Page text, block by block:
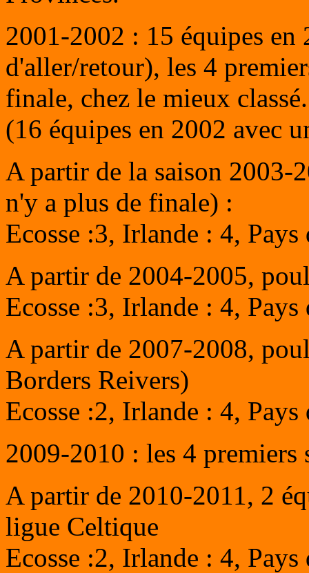
2001-2002 : 15 équipes en
d'aller/retour), les 4
finale, chez le mieux classé.
(16 équipes en 2002 avec
A partir de la saison 2003-
n'y a plus de finale) :
Ecosse :3, Irlande : 4, Pays
A partir de 2004-2005,
Ecosse :3, Irlande : 4, Pays
A partir de 2007-2008,
Borders Reivers)
Ecosse :2, Irlande : 4, Pays
2009-2010 : les 4
A partir de 2010-2011, 2
ligue Celtique
Ecosse :2, Irlande : 4,